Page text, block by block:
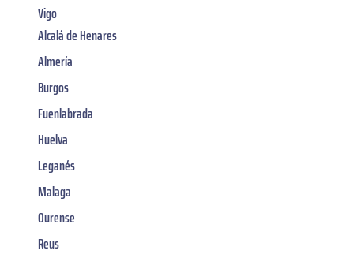
Vigo
Alcalá de Henares
Almería
Burgos
Fuenlabrada
Huelva
Leganés
Malaga
Ourense
Reus